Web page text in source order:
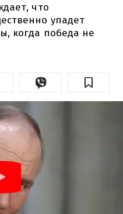
что
упадет
когда победа не